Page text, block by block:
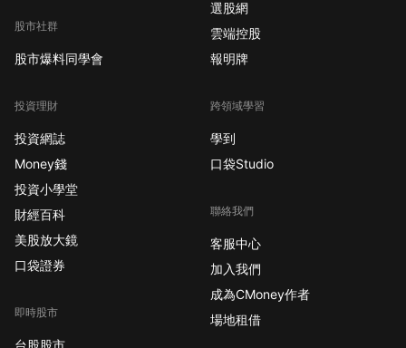
股市社群
股市爆料同學會
投資理財
投資網誌
Money錢
投資小學堂
財經百科
美股放大鏡
口袋證券
即時股市
選股網
雲端控股
報明牌
跨領域學習
學到
口袋Studio
聯絡我們
客服中心
加入我們
成為CMoney作者
場地租借